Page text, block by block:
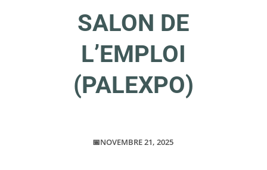
SALON DE
L’EMPLOI
(PALEXPO)
📅NOVEMBRE 21, 2025